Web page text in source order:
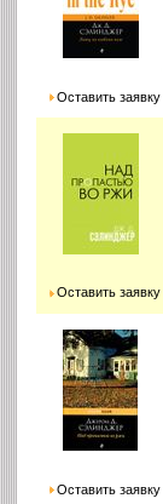
Оставить заявку
Оставить заявку
Оставить заявку